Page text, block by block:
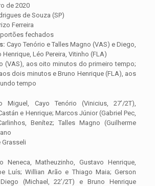
de 2020
de Souza (SP)
Ferreira
portões fechados
Cayo Tenório e Talles Magno (VAS) e Diego,
Henrique, Léo Pereira, Vitinho (FLA)
(VAS), aos oito minutos do primeiro tempo;
dois minutos e Bruno Henrique (FLA), aos
tempo
Miguel, Cayo Tenório (Vinicius, 27’/2T),
e Henrique; Marcos Júnior (Gabriel Pec,
Benítez; Talles Magno (Guilherme
Grasseli
Neneca, Matheuzinho, Gustavo Henrique,
Luís; Willian Arão e Thiago Maia; Gerson
(Michael, 22’/2T) e Bruno Henrique